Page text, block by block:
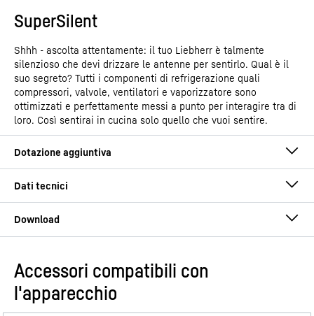
SuperSilent
Shhh - ascolta attentamente: il tuo Liebherr è talmente
silenzioso che devi drizzare le antenne per sentirlo. Qual è il
suo segreto? Tutti i componenti di refrigerazione quali
compressori, valvole, ventilatori e vaporizzatore sono
ottimizzati e perfettamente messi a punto per interagire tra di
loro. Così sentirai in cucina solo quello che vuoi sentire.
Gruppo di prodotti
Istruzioni per l’uso
Accessori compatibili con
l'apparecchio